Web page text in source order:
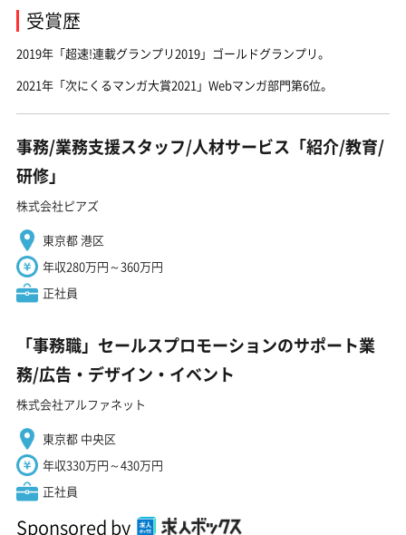
受賞歴
2019年「超速!連載グランプリ2019」ゴールドグランプリ。
2021年「次にくるマンガ大賞2021」Webマンガ部門第6位。
事務/業務支援スタッフ/人材サービス「紹介/教育/
研修」
株式会社ピアズ
東京都 港区
年収280万円～360万円
正社員
「事務職」セールスプロモーションのサポート業
務/広告・デザイン・イベント
株式会社アルファネット
東京都 中央区
年収330万円～430万円
正社員
Sponsored by